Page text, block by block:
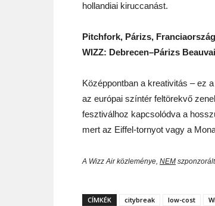
hollandiai kiruccanást.
Pitchfork, Párizs, Franciaország
WIZZ: Debrecen–Párizs
Középpontban a kreativitás – ez
az európai színtér feltörekvő
fesztiválhoz kapcsolódva a
mert az Eiffel-tornyot vagy a
A Wizz Air közleménye, NEM
CÍMKÉK citybreak low-cost